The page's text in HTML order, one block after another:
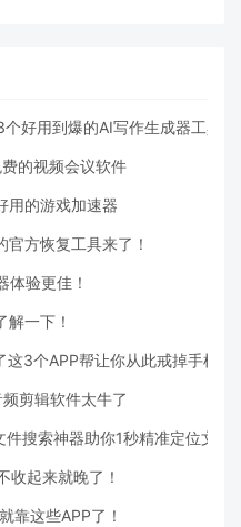
好用到爆的AI写作生成器工具
的视频会议软件
用的游戏加速器
方恢复工具来了！
体验更佳！
一下！
3个APP帮让你从此戒掉手机！
剪辑软件太牛了
搜索神器助你1秒精准定位文件
收起来就晚了！
靠这些APP了！